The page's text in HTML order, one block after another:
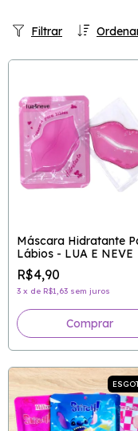
Filtrar
Máscara Hidratante
Lábios - LUA E NEVE
R$4,90
3 x de R$1,63 sem juros